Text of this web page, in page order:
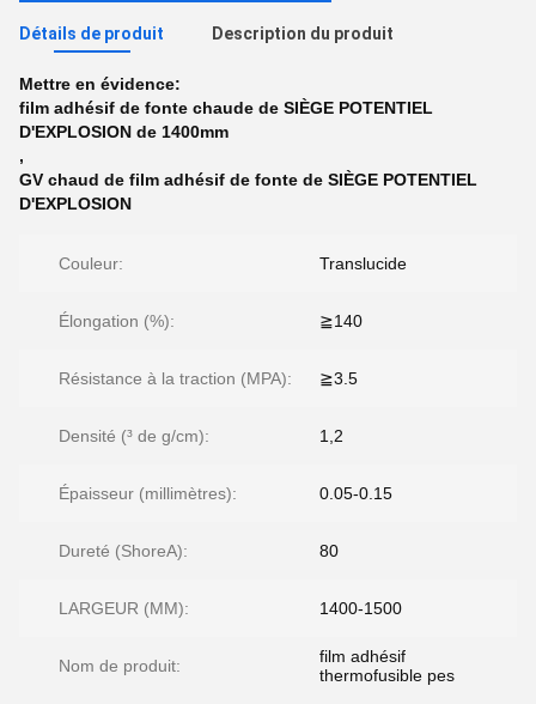
Détails de produit Description du produit
Mettre en évidence:
film adhésif de fonte chaude de SIÈGE POTENTIEL
D'EXPLOSION de 1400mm
,
GV chaud de film adhésif de fonte de SIÈGE POTENTIEL
D'EXPLOSION
Couleur: Translucide
Élongation (%): ≧140
Résistance à la traction (MPA): ≧3.5
Densité (³ de g/cm): 1,2
Épaisseur (millimètres): 0.05-0.15
Dureté (ShoreA): 80
LARGEUR (MM): 1400-1500
Nom de produit:
film adhésif
thermofusible pes